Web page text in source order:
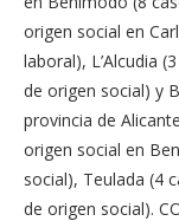
origen social en
laboral), L’Alcudia
de origen social) y
provincia de
origen social en
social), Teulada (4
de origen social).